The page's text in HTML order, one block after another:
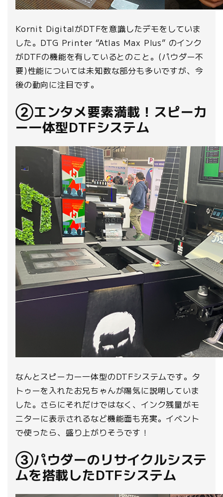
Kornit DigitalがDTFを意識したデモをしていま
した。DTG Printer “Atlas Max Plus” のインク
がDTFの機能を有しているとのこと。(パウダー不
要)性能については未知数な部分も多いですが、今
後の動向に注目です。
②エンタメ要素満載！スピーカ
ー一体型DTFシステム
なんとスピーカー一体型のDTFシステムです。タ
トゥーを入れたお兄ちゃんが陽気に説明していま
した。さらにそれだけではなく、インク残量がモ
ニターに表示されるなど機能面も充実。イベント
で使ったら、盛り上がりそうです！
③パウダーのリサイクルシステ
ムを搭載したDTFシステム